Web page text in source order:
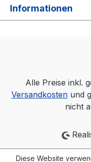
Informationen
Alle Preise inkl.
Versandkostenund
nicht
Diese Website